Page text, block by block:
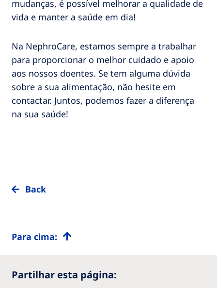
mudanças, é possível melhorar a qualidade de
vida e manter a saúde em dia!
Na NephroCare, estamos sempre a trabalhar
para proporcionar o melhor cuidado e apoio
aos nossos doentes. Se tem alguma dúvida
sobre a sua alimentação, não hesite em
contactar. Juntos, podemos fazer a diferença
na sua saúde!
Back
Para cima:
Partilhar esta página: